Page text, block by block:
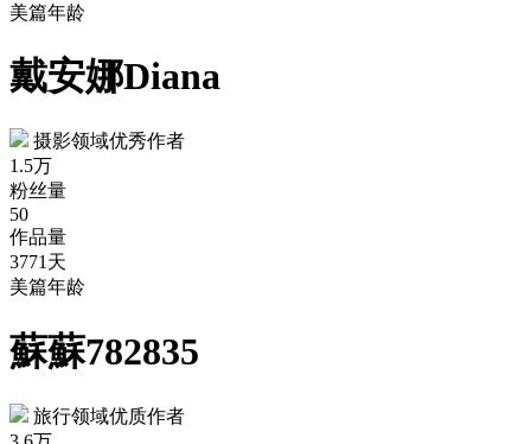
美篇年龄
戴安娜Diana
摄影领域优秀作者
1.5万
粉丝量
50
作品量
3771天
美篇年龄
蘇蘇782835
旅行领域优质作者